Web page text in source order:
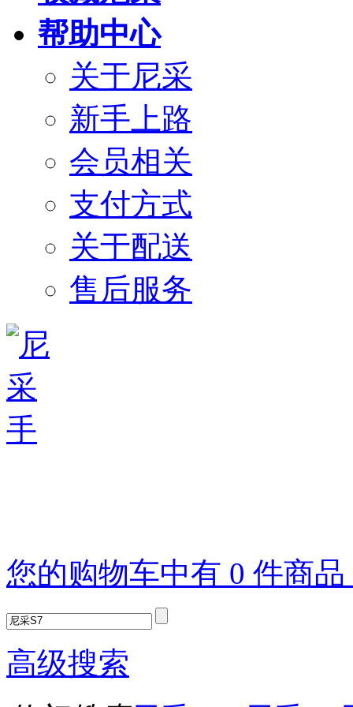
帮助中心
关于尼采
新手上路
会员相关
支付方式
关于配送
售后服务
您的购物车中有 0 件商
高级搜索